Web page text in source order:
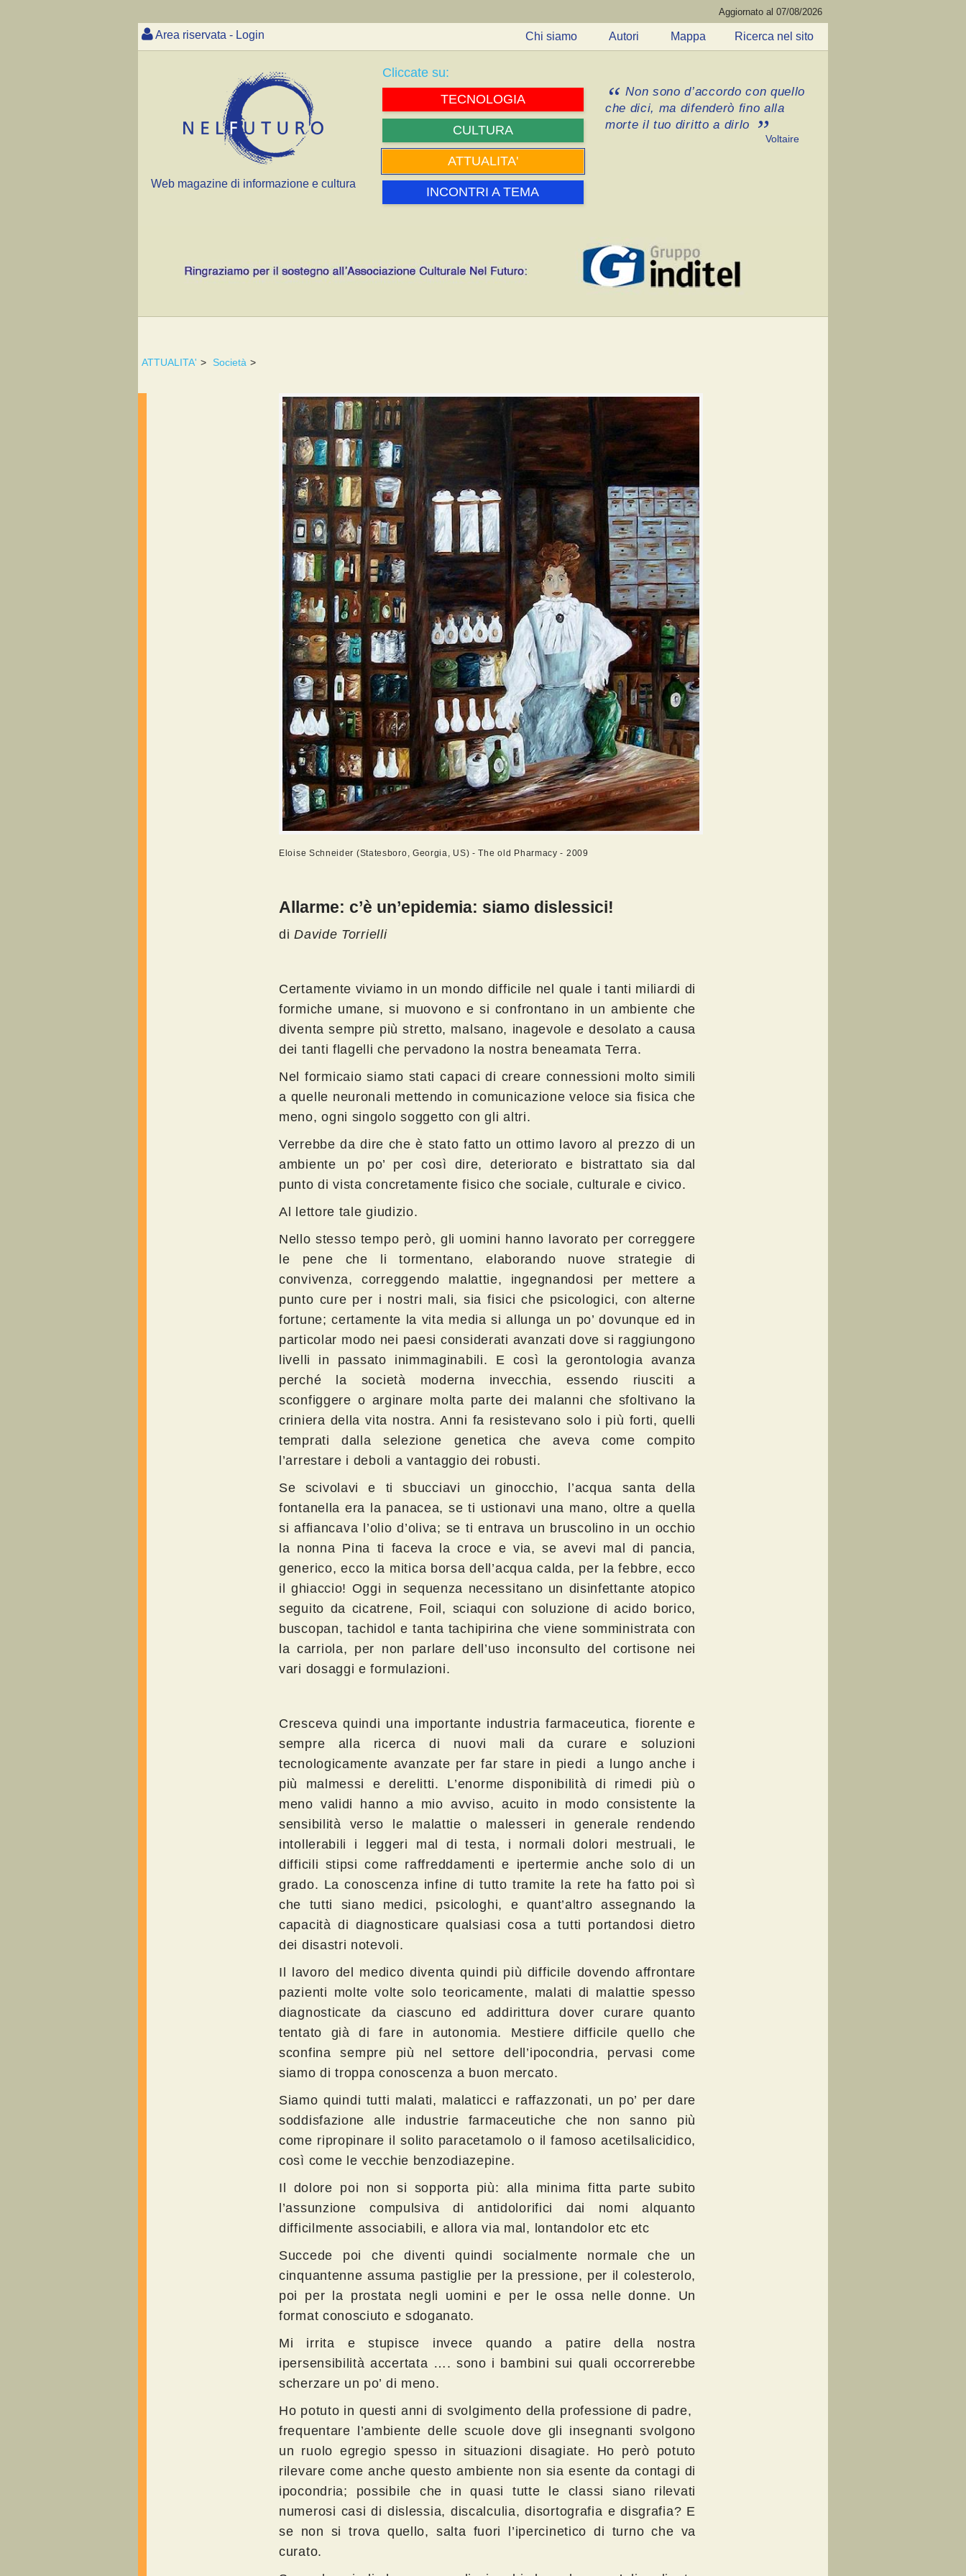
Aggiornato al 07/08/2026
Area riservata - Login Chi siamo Autori Mappa Ricerca nel sito
Web magazine di informazione e cultura
Cliccate su:
TECNOLOGIA
CULTURA
ATTUALITA'
INCONTRI A TEMA
Non sono d’accordo con quello
che dici, ma difenderò fino alla
morte il tuo diritto a dirlo
Voltaire
ATTUALITA' > Società >
Eloise Schneider (Statesboro, Georgia, US) - The old Pharmacy - 2009
Allarme: c’è un’epidemia: siamo dislessici!
di Davide Torrielli
Certamente viviamo in un mondo difficile nel quale i tanti miliardi di
formiche umane, si muovono e si confrontano in un ambiente che
diventa sempre più stretto, malsano, inagevole e desolato a causa
dei tanti flagelli che pervadono la nostra beneamata Terra.
Nel formicaio siamo stati capaci di creare connessioni molto simili
a quelle neuronali mettendo in comunicazione veloce sia fisica che
meno, ogni singolo soggetto con gli altri.
Verrebbe da dire che è stato fatto un ottimo lavoro al prezzo di un
ambiente un po’ per così dire, deteriorato e bistrattato sia dal
punto di vista concretamente fisico che sociale, culturale e civico.
Al lettore tale giudizio.
Nello stesso tempo però, gli uomini hanno lavorato per correggere
le pene che li tormentano, elaborando nuove strategie di
convivenza, correggendo malattie, ingegnandosi per mettere a
punto cure per i nostri mali, sia fisici che psicologici, con alterne
fortune; certamente la vita media si allunga un po’ dovunque ed in
particolar modo nei paesi considerati avanzati dove si raggiungono
livelli in passato inimmaginabili. E così la gerontologia avanza
perché la società moderna invecchia, essendo riusciti a
sconfiggere o arginare molta parte dei malanni che sfoltivano la
criniera della vita nostra. Anni fa resistevano solo i più forti, quelli
temprati dalla selezione genetica che aveva come compito
l’arrestare i deboli a vantaggio dei robusti.
Se scivolavi e ti sbucciavi un ginocchio, l’acqua santa della
fontanella era la panacea, se ti ustionavi una mano, oltre a quella
si affiancava l’olio d’oliva; se ti entrava un bruscolino in un occhio
la nonna Pina ti faceva la croce e via, se avevi mal di pancia,
generico, ecco la mitica borsa dell’acqua calda, per la febbre, ecco
il ghiaccio! Oggi in sequenza necessitano un disinfettante atopico
seguito da cicatrene, Foil, sciaqui con soluzione di acido borico,
buscopan, tachidol e tanta tachipirina che viene somministrata con
la carriola, per non parlare dell’uso inconsulto del cortisone nei
vari dosaggi e formulazioni.
Cresceva quindi una importante industria farmaceutica, fiorente e
sempre alla ricerca di nuovi mali da curare e soluzioni
tecnologicamente avanzate per far stare in piedi a lungo anche i
più malmessi e derelitti. L’enorme disponibilità di rimedi più o
meno validi hanno a mio avviso, acuito in modo consistente la
sensibilità verso le malattie o malesseri in generale rendendo
intollerabili i leggeri mal di testa, i normali dolori mestruali, le
difficili stipsi come raffreddamenti e ipertermie anche solo di un
grado. La conoscenza infine di tutto tramite la rete ha fatto poi sì
che tutti siano medici, psicologhi, e quant’altro assegnando la
capacità di diagnosticare qualsiasi cosa a tutti portandosi dietro
dei disastri notevoli.
Il lavoro del medico diventa quindi più difficile dovendo affrontare
pazienti molte volte solo teoricamente, malati di malattie spesso
diagnosticate da ciascuno ed addirittura dover curare quanto
tentato già di fare in autonomia. Mestiere difficile quello che
sconfina sempre più nel settore dell’ipocondria, pervasi come
siamo di troppa conoscenza a buon mercato.
Siamo quindi tutti malati, malaticci e raffazzonati, un po’ per dare
soddisfazione alle industrie farmaceutiche che non sanno più
come ripropinare il solito paracetamolo o il famoso acetilsalicidico,
così come le vecchie benzodiazepine.
Il dolore poi non si sopporta più: alla minima fitta parte subito
l’assunzione compulsiva di antidolorifici dai nomi alquanto
difficilmente associabili, e allora via mal, lontandolor etc etc
Succede poi che diventi quindi socialmente normale che un
cinquantenne assuma pastiglie per la pressione, per il colesterolo,
poi per la prostata negli uomini e per le ossa nelle donne. Un
format conosciuto e sdoganato.
Mi irrita e stupisce invece quando a patire della nostra
ipersensibilità accertata …. sono i bambini sui quali occorrerebbe
scherzare un po’ di meno.
Ho potuto in questi anni di svolgimento della professione di padre,
frequentare l’ambiente delle scuole dove gli insegnanti svolgono
un ruolo egregio spesso in situazioni disagiate. Ho però potuto
rilevare come anche questo ambiente non sia esente da contagi di
ipocondria; possibile che in quasi tutte le classi siano rilevati
numerosi casi di dislessia, discalculia, disortografia e disgrafia? E
se non si trova quello, salta fuori l’ipercinetico di turno che va
curato.